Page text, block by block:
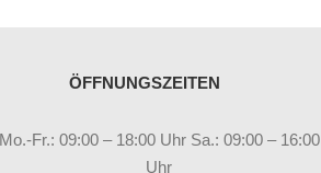
ÖFFNUNGSZEITEN
Mo.-Fr.: 09:00 – 18:00 Uhr Sa.: 09:00 – 16:00
Uhr